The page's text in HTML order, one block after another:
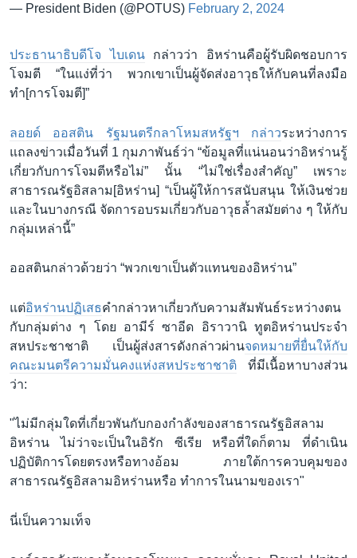
— President Biden (@POTUS) February 2, 2024
ประธานาธิบดีโจ ไบเดนกล่าวว่า อิหร่านคือผู้รับผิดชอบการ
โจมตี “ในแง่ที่ว่า พวกเขาเป็นผู้จัดส่งอาวุธให้กับคนที่ลงมือ
ทำ[การโจมตี]”
ลอยด์ ออสติน รัฐมนตรีกลาโหมสหรัฐฯ กล่าวระหว่างการ
แถลงข่าวเมื่อวันที่ 1 กุมภาพันธ์ว่า “ข้อมูลที่แน่นอนว่าอิหร่านรู้
เกี่ยวกับการโจมตีหรือไม่” นั้น “ไม่ใช่เรื่องสำคัญ” เพราะ
สาธารณรัฐอิสลาม[อิหร่าน] “เป็นผู้ให้การสนับสนุน ให้เงินช่วย
และในบางกรณี จัดการอบรมเกี่ยวกับอาวุธล้ำสมัยต่าง ๆ ให้กับ
กลุ่มเหล่านี้”
ออสตินกล่าวด้วยว่า “พวกเขาเป็นตัวแทนของอิหร่าน”
แต่อิหร่านปฏิเสธคำกล่าวหาเกี่ยวกับความสัมพันธ์ระหว่างตน
กับกลุ่มต่าง ๆ โดย อามีร์ ซาอีด อิราวานิ ทูตอิหร่านประจำ
สหประชาชาติ เป็นผู้ส่งสารดังกล่าวผ่านจดหมายที่ยื่นให้กับ
คณะมนตรีความมั่นคงแห่งสหประชาชาติ ที่มีเนื้อหาบางส่วน
ว่า:
"ไม่มีกลุ่มใดที่เกี่ยวพันกับกองกำลังของสาธารณรัฐอิสลาม
อิหร่าน ไม่ว่าจะเป็นในอิรัก ซีเรีย หรือที่ใดก็ตาม ที่ดำเนิน
ปฏิบัติการโดยตรงหรือทางอ้อม ภายใต้การควบคุมของ
สาธารณรัฐอิสลามอิหร่านหรือ ทำการในนามของเรา"
นี่เป็นความเท็จ